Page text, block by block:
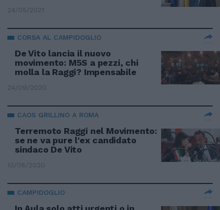
24/05/2021
CORSA AL CAMPIDOGLIO
De Vito lancia il nuovo
movimento: M5S a pezzi, chi
molla la Raggi? Impensabile
24/09/2020
CAOS GRILLINO A ROMA
Terremoto Raggi nel Movimento:
se ne va pure l'ex candidato
sindaco De Vito
13/08/2020
CAMPIDOGLIO